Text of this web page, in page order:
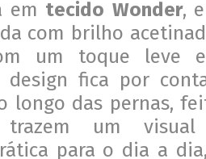
em tecido Wonder,
com brilho
um toque leve
design fica por
longo das pernas,
um
para o dia a